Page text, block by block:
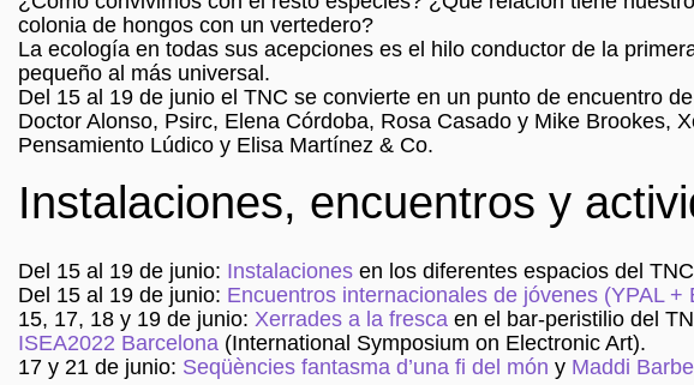
colonia de hongos con un vertedero?
La ecología en todas sus acepciones es el hilo conductor de la
pequeño al más universal.
Del 15 al 19 de junio el TNC se convierte en un punto de encuentro
Doctor Alonso, Psirc, Elena Córdoba, Rosa Casado y Mike Brookes,
Pensamiento Lúdico y Elisa Martínez & Co.
Instalaciones, encuentros y
Del 15 al 19 de junio: Instalaciones en los diferentes espacios del
Del 15 al 19 de junio: Encuentros internacionales de jóvenes (YPAL +
15, 17, 18 y 19 de junio: Xerrades a la fresca en el bar-peristilio del
ISEA2022 Barcelona (International Symposium on Electronic Art).
17 y 21 de junio: Seqüències fantasma d’una fi del món y Maddi